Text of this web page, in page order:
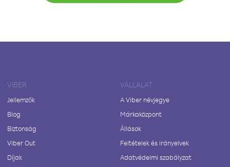
VIBER
Jellemzők
Blog
Biztonság
Viber Out
Díjak
VÁLLALAT
A Viber névjegye
Márkaközpont
Állások
Feltételek és irányelvek
Adatvédelmi szabályzat